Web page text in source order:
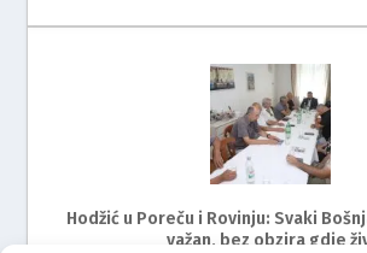
Hodžić u Poreču i Rovinju: Svaki
važan, bez obzira gdje